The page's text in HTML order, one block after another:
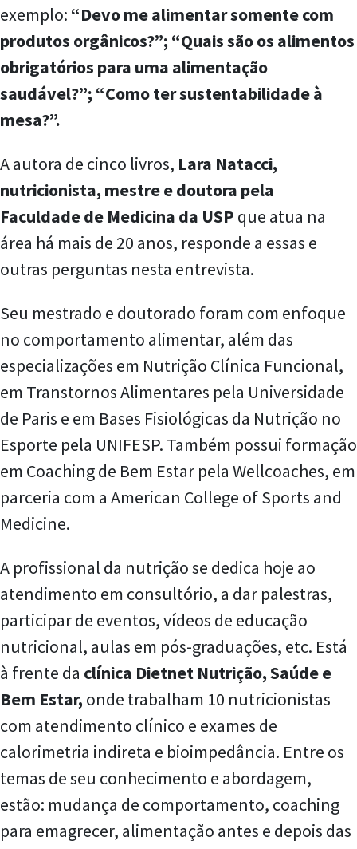
exemplo: “Devo me alimentar somente com
produtos orgânicos?”; “Quais são os alimentos
obrigatórios para uma alimentação
saudável?”; “Como ter sustentabilidade à
mesa?”.
A autora de cinco livros, Lara Natacci,
nutricionista, mestre e doutora pela
Faculdade de Medicina da USP que atua na
área há mais de 20 anos, responde a essas e
outras perguntas nesta entrevista.
Seu mestrado e doutorado foram com enfoque
no comportamento alimentar, além das
especializações em Nutrição Clínica Funcional,
em Transtornos Alimentares pela Universidade
de Paris e em Bases Fisiológicas da Nutrição no
Esporte pela UNIFESP. Também possui formação
em Coaching de Bem Estar pela Wellcoaches, em
parceria com a American College of Sports and
Medicine.
A profissional da nutrição se dedica hoje ao
atendimento em consultório, a dar palestras,
participar de eventos, vídeos de educação
nutricional, aulas em pós-graduações, etc. Está
à frente da clínica Dietnet Nutrição, Saúde e
Bem Estar, onde trabalham 10 nutricionistas
com atendimento clínico e exames de
calorimetria indireta e bioimpedância. Entre os
temas de seu conhecimento e abordagem,
estão: mudança de comportamento, coaching
para emagrecer, alimentação antes e depois das